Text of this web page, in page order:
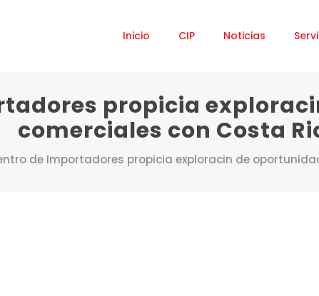
Inicio CIP Noticias
propicia
comerciales con Costa
de Importadores propicia exploracin de